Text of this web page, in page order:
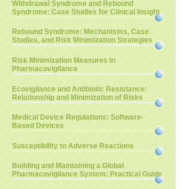
Withdrawal Syndrome and Rebound
Syndrome: Case Studies for Clinical Insight
Rebound Syndrome: Mechanisms, Case
Studies, and Risk Minimization Strategies
Risk Minimization Measures in
Pharmacovigilance
Ecovigilance and Antibiotic Resistance:
Relationship and Minimization of Risks
Medical Device Regulations: Software-
Based Devices
Susceptibility to Adverse Reactions
Building and Maintaining a Global
Pharmacovigilance System: Practical Guide